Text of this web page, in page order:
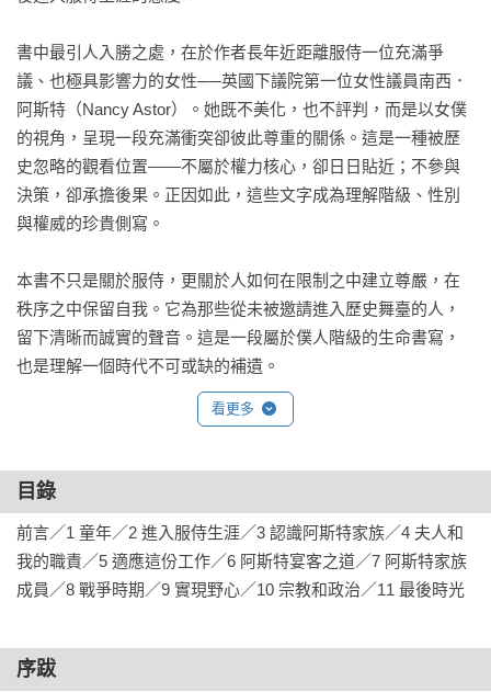
書中最引人入勝之處，在於作者長年近距離服侍一位充滿爭
議、也極具影響力的女性──英國下議院第一位女性議員南西．
阿斯特（Nancy Astor）。她既不美化，也不評判，而是以女僕
的視角，呈現一段充滿衝突卻彼此尊重的關係。這是一種被歷
史忽略的觀看位置——不屬於權力核心，卻日日貼近；不參與
決策，卻承擔後果。正因如此，這些文字成為理解階級、性別
與權威的珍貴側寫。
本書不只是關於服侍，更關於人如何在限制之中建立尊嚴，在
秩序之中保留自我。它為那些從未被邀請進入歷史舞臺的人，
留下清晰而誠實的聲音。這是一段屬於僕人階級的生命書寫，
也是理解一個時代不可或缺的補遺。
看更多
目錄
前言／1 童年／2 進入服侍生涯／3 認識阿斯特家族／4 夫人和
我的職責／5 適應這份工作／6 阿斯特宴客之道／7 阿斯特家族
成員／8 戰爭時期／9 實現野心／10 宗教和政治／11 最後時光
序跋